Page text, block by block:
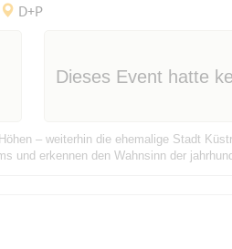
D+P
Dieses Event hatte
– weiterhin die ehemalige Stadt
und erkennen den Wahnsinn der